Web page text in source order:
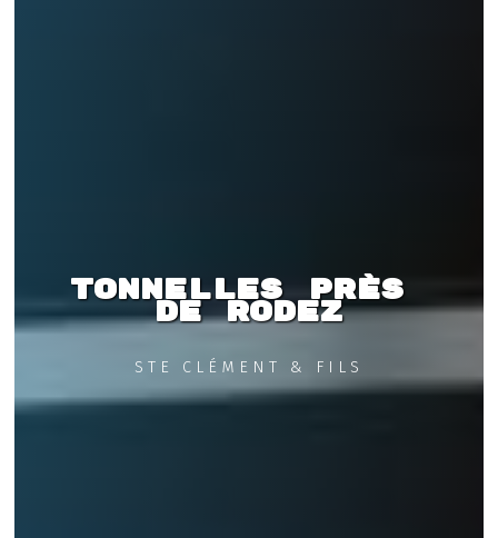
Tonnelles près
de Rodez
STE CLÉMENT & FILS